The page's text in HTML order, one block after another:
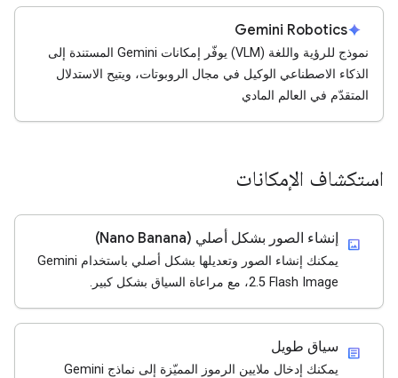
spark
Gemini Robotics
نموذج للرؤية واللغة (VLM) يوفّر إمكانات Gemini المستندة إلى
الذكاء الاصطناعي الوكيل في مجال الروبوتات، ويتيح الاستدلال
المتقدّم في العالم المادي
استكشاف الإمكانات
imagesmode إنشاء الصور بشكل أصلي (Nano Banana)
يمكنك إنشاء الصور وتعديلها بشكل أصلي باستخدام Gemini
2.5 Flash Image، مع مراعاة السياق بشكل كبير.
article سياق طويل
يمكنك إدخال ملايين الرموز المميّزة إلى نماذج Gemini